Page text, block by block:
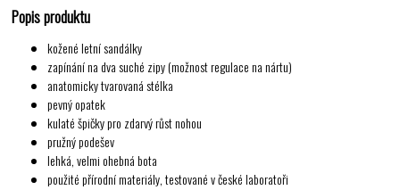
Popis produktu
kožené letní sandálky
zapínání na dva suché zipy (možnost regulace na nártu)
anatomicky tvarovaná stélka
pevný opatek
kulaté špičky pro zdarvý růst nohou
pružný podešev
lehká, velmi ohebná bota
použité přírodní materiály, testované v české laboratoři